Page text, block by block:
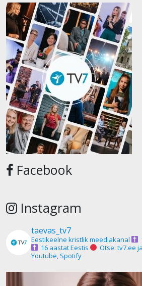
Facebook
Instagram
taevas_tv7
Eestikeelne kristlik meediakanal
16 aastat Eestis
Otse: tv7.ee
Youtube, Spotify